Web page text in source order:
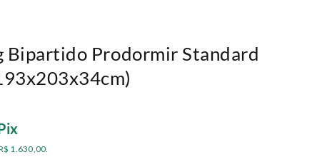
Bipartido Prodormir Standard
1.630,00.